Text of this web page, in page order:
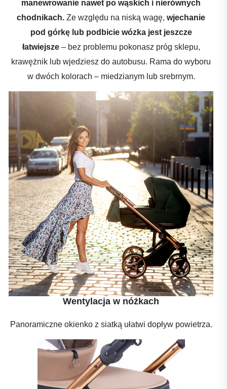
manewrowanie nawet po wąskich i nierównych
chodnikach. Ze względu na niską wagę, wjechanie
pod górkę lub podbicie wózka jest jeszcze
łatwiejsze– bez problemu pokonasz próg sklepu,
krawężnik lub wjedziesz do autobusu. Rama do wyboru
w dwóch kolorach – miedzianym lub srebrnym.
Wentylacja w nóżkach
Panoramiczne okienko z siatką ułatwi dopływ powietrza.